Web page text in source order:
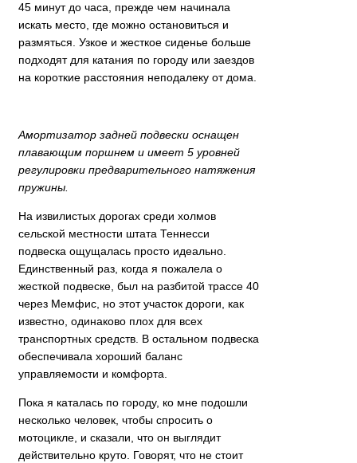
45 минут до часа, прежде чем начинала
искать место, где можно остановиться и
размяться. Узкое и жесткое сиденье больше
подходят для катания по городу или заездов
на короткие расстояния неподалеку от дома.
Амортизатор задней подвески оснащен
плавающим поршнем и имеет 5 уровней
регулировки предварительного натяжения
пружины.
На извилистых дорогах среди холмов
сельской местности штата Теннесси
подвеска ощущалась просто идеально.
Единственный раз, когда я пожалела о
жесткой подвеске, был на разбитой трассе 40
через Мемфис, но этот участок дороги, как
известно, одинаково плох для всех
транспортных средств. В остальном подвеска
обеспечивала хороший баланс
управляемости и комфорта.
Пока я каталась по городу, ко мне подошли
несколько человек, чтобы спросить о
мотоцикле, и сказали, что он выглядит
действительно круто. Говорят, что не стоит